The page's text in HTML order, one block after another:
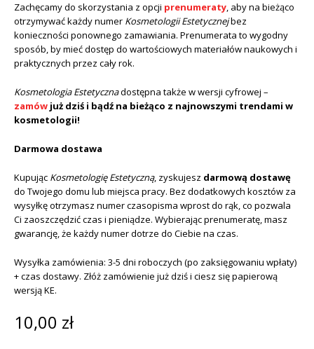
Zachęcamy do skorzystania z opcji prenumeraty, aby na bieżąco
otrzymywać każdy numer Kosmetologii Estetycznejbez
konieczności ponownego zamawiania. Prenumerata to wygodny
sposób, by mieć dostęp do wartościowych materiałów naukowych i
praktycznych przez cały rok.
Kosmetologia Estetycznadostępna także w wersji cyfrowej –
zamów już dziś i bądź na bieżąco z najnowszymi trendami w
kosmetologii!
Darmowa dostawa
Kupując Kosmetologię Estetyczną, zyskujesz darmową dostawę
do Twojego domu lub miejsca pracy. Bez dodatkowych kosztów za
wysyłkę otrzymasz numer czasopisma wprost do rąk, co pozwala
Ci zaoszczędzić czas i pieniądze. Wybierając prenumeratę, masz
gwarancję, że każdy numer dotrze do Ciebie na czas.
Wysyłka zamówienia: 3-5 dni roboczych (po zaksięgowaniu wpłaty)
+ czas dostawy. Złóż zamówienie już dziś i ciesz się papierową
wersją KE.
10,00 zł